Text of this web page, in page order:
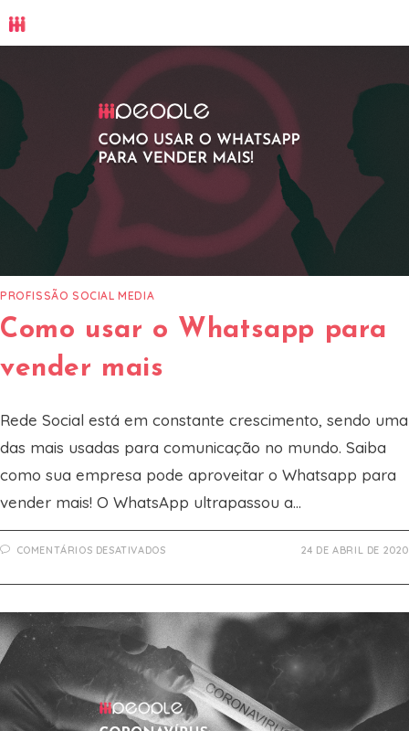
para
conteúdo
PROFISSÃO SOCIAL MEDIA
Como usar o Whatsapp para
vender mais
Rede Social está em constante crescimento, sendo uma
das mais usadas para comunicação no mundo. Saiba
como sua empresa pode aproveitar o Whatsapp para
vender mais! O WhatsApp ultrapassou a…
COMENTÁRIOS DESATIVADOSEM
O
PARA
VENDER
MAIS
24 DE ABRIL DE 2020